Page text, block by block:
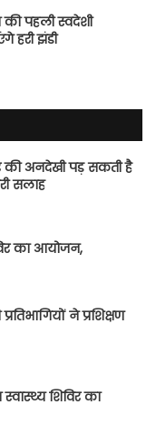
की पहली स्वदेशी
हरी झंडी
अनदेखी पड़ सकती है
सलाह
का आयोजन,
ने प्रशिक्षण
शिविर का